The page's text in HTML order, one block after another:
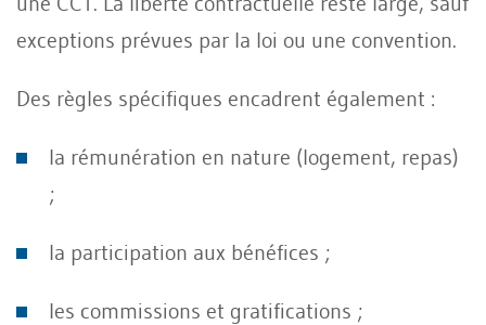
exceptions prévues par la loi ou une convention.
Des règles spécifiques encadrent également :
la rémunération en nature (logement, repas)
;
la participation aux bénéfices ;
les commissions et gratifications ;